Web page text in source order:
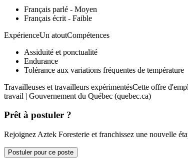
Français parlé - Moyen
Français écrit - Faible
ExpérienceUn atoutCompétences
Assiduité et ponctualité
Endurance
Tolérance aux variations fréquentes de température
Travailleuses et travailleurs expérimentésCette offre
travail | Gouvernement du Québec (quebec.ca)
Prêt à postuler ?
Rejoignez Aztek Foresterie et franchissez une nouvelle
Postuler pour ce poste